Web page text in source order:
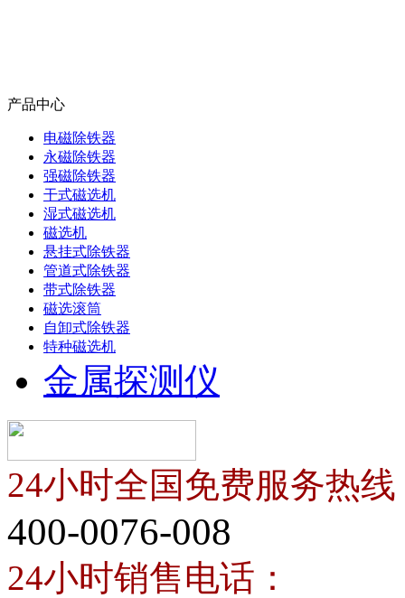
产品中心
电磁除铁器
永磁除铁器
强磁除铁器
干式磁选机
湿式磁选机
磁选机
悬挂式除铁器
管道式除铁器
带式除铁器
磁选滚筒
自卸式除铁器
特种磁选机
金属探测仪
24小时全国免费服务热线
400-0076-008
24小时销售电话：